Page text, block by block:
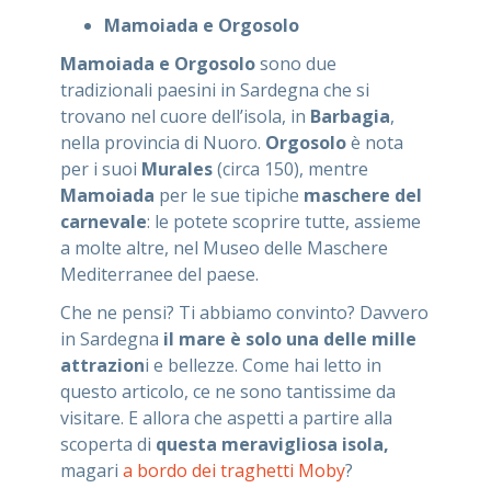
Mamoiada e Orgosolo
Mamoiada e Orgosolosono due
tradizionali paesini in Sardegna che si
trovano nel cuore dell’isola, in Barbagia,
nella provincia di Nuoro. Orgosoloè nota
per i suoi Murales(circa 150), mentre
Mamoiada per le sue tipiche maschere del
carnevale: le potete scoprire tutte, assieme
a molte altre, nel Museo delle Maschere
Mediterranee del paese.
Che ne pensi? Ti abbiamo convinto? Davvero
in Sardegna il mare è solo una delle mille
attrazioni e bellezze. Come hai letto in
questo articolo, ce ne sono tantissime da
visitare. E allora che aspetti a partire alla
scoperta di questa meravigliosa isola,
magari a bordo dei traghetti Moby?